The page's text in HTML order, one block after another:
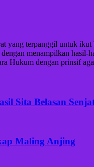
terpanggil untuk
menampilkan
Hukum dengan prinsif
Sita Belasan
Maling Anjing